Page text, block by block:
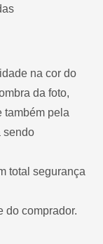
na cor do
da foto,
também pela
sendo
total segurança
do comprador.